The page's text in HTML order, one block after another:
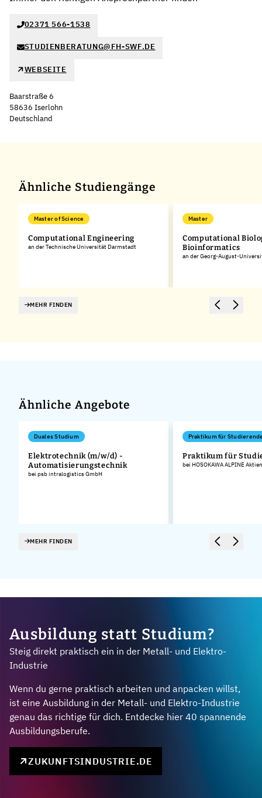
02371 566-1538
STUDIENBERATUNG@FH-SWF.DE
WEBSEITE
Baarstraße 6
58636 Iserlohn
Deutschland
Ähnliche Studiengänge
Master of Science
Computational Engineering
an der Technische Universität Darmstadt
Master
Computational
Bioinformatics
an der Georg-August-
MEHR FINDEN
Ähnliche Angebote
Duales Studium
Elektrotechnik (m/w/d) -
Automatisierungstechnik
bei psb intralogistics GmbH
Praktikum für
Praktikum für
bei HOSOKAWA ALPINE
MEHR FINDEN
Ausbildung statt Studium?
Steig direkt praktisch ein in der Metall- und Elektro-
Industrie
Wenn du gerne praktisch arbeiten und anpacken willst,
ist eine Ausbildung in der Metall- und Elektro-Industrie
genau das richtige für dich. Entdecke hier 40 spannende
Ausbildungsberufe.
ZUKUNFTSINDUSTRIE.DE